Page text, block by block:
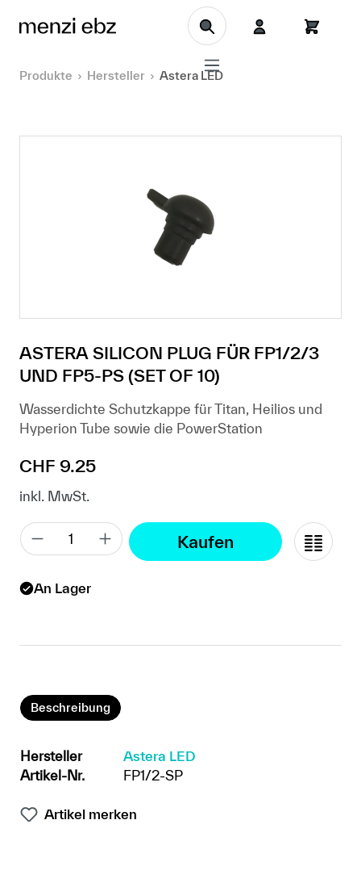
Zum Hauptinhalt springen
Produkte Hersteller Astera LED
ASTERA SILICON PLUG FÜR FP1/2/3
UND FP5-PS (SET OF 10)
Wasserdichte Schutzkappe für Titan, Heilios und
Hyperion Tube sowie die PowerStation
Regulärer Preis:
CHF 9.25
inkl. MwSt.
Kaufen
An Lager
Beschreibung
Hersteller
Astera LED
Artikel-Nr.
FP1/2-SP
Artikel merken